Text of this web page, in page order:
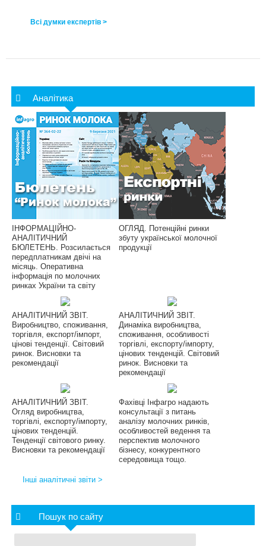
Всі думки експертів >
Аналітика
ІНФОРМАЦІЙНО-
АНАЛІТИЧНИЙ
БЮЛЕТЕНЬ. Розсилається
передплатникам двічі на
місяць. Оперативна
інформація по молочних
ринках України та світу
ОГЛЯД. Потенційні ринки
збуту української молочної
продукції
АНАЛІТИЧНИЙ ЗВІТ.
Виробництво, споживання,
торгівля, експорт/імпорт,
цінові тенденції. Світовий
ринок. Висновки та
рекомендації
АНАЛІТИЧНИЙ ЗВІТ.
Динаміка виробництва,
споживання, особливості
торгівлі, експорту/імпорту,
цінових тенденцій. Світовий
ринок. Висновки та
рекомендації
АНАЛІТИЧНИЙ ЗВІТ.
Огляд виробництва,
торгівлі, експорту/імпорту,
цінових тенденцій.
Тенденції світового ринку.
Висновки та рекомендації
Фахівці Інфагро надають
консультації з питань
аналізу молочних ринків,
особливостей ведення та
перспектив молочного
бізнесу, конкурентного
середовища тощо.
Інші аналітичні звіти >
Пошук по сайту